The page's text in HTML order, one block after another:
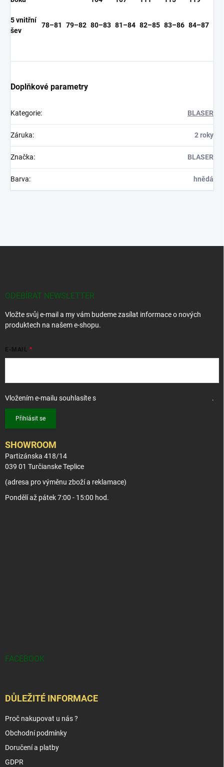
5 vnitřní
šev
78–81 79–82 80–83 81–84 82–85 83–86 84–87
Doplňkové parametry
Kategorie: BLASER
Záruka: 2 roky
Značka: BLASER
Barva: hnědá
ODEBÍRAT NEWSLETTER
Vložte svůj e-mail a my vám budeme zasílat informace o nových
produktech na našem e-shopu.
E-MAIL
Vložením e-mailu souhlasíte s .
Přihlásit se
SHOWROOM
Partizánska 418/14
039 01 Turčianske Teplice
(adresa pro výměnu zboží a reklamace)
Pondělí až pátek 7:00 - 15:00 hod.
FACEBOOK
DŮLEŽITÉ INFORMACE
Proč nakupovat u nás ?
Obchodní podmínky
Doručení a platby
GDPR